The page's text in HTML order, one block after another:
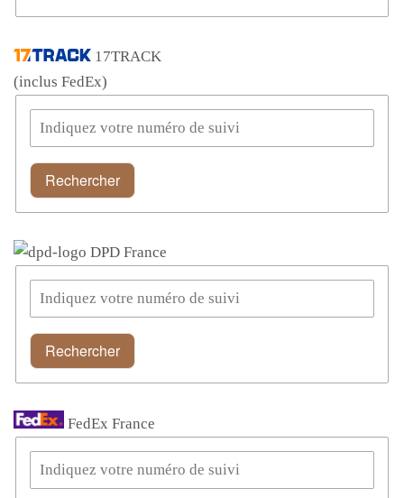
17TRACK
(inclus FedEx)
Rechercher
DPD France
Rechercher
FedEx France